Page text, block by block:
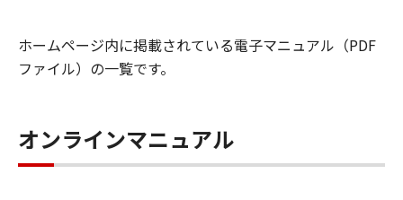
ホームページ内に掲載されている電子マニュアル（PDF
ファイル）の一覧です。
オンラインマニュアル